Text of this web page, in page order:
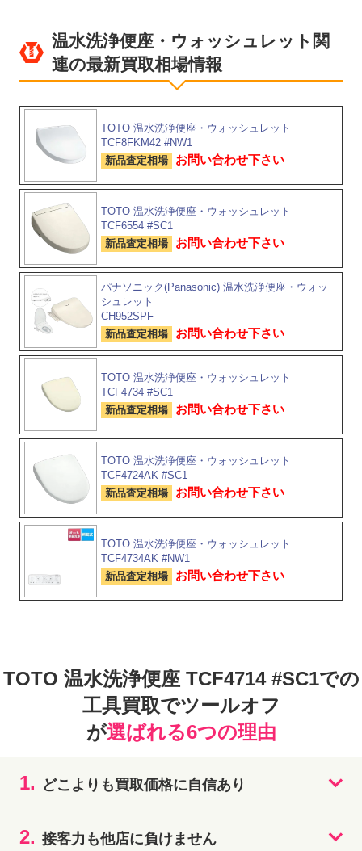
温水洗浄便座・ウォッシュレット関
連の最新買取相場情報
TOTO 温水洗浄便座・ウォッシュレット
TCF8FKM42 #NW1
新品査定相場 お問い合わせ下さい
TOTO 温水洗浄便座・ウォッシュレット
TCF6554 #SC1
新品査定相場 お問い合わせ下さい
パナソニック(Panasonic) 温水洗浄便座・ウォッ
シュレット
CH952SPF
新品査定相場 お問い合わせ下さい
TOTO 温水洗浄便座・ウォッシュレット
TCF4734 #SC1
新品査定相場 お問い合わせ下さい
TOTO 温水洗浄便座・ウォッシュレット
TCF4724AK #SC1
新品査定相場 お問い合わせ下さい
TOTO 温水洗浄便座・ウォッシュレット
TCF4734AK #NW1
新品査定相場 お問い合わせ下さい
TOTO 温水洗浄便座 TCF4714 #SC1での
工具買取でツールオフ
が選ばれる6つの理由
1. どこよりも買取価格に自信あり
2. 接客力も他店に負けません